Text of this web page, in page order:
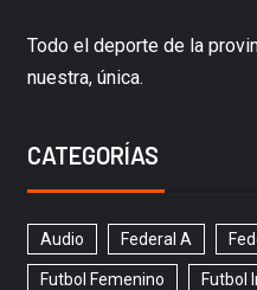
Todo el deporte de la
nuestra, única.
CATEGORÍAS
Audio Federal A
Futbol Femenino Futbol